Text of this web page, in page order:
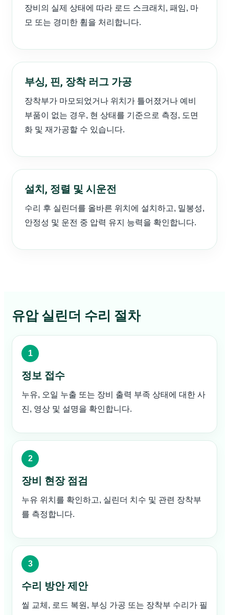
장비의 실제 상태에 따라 로드 스크래치, 패임, 마
모 또는 경미한 휨을 처리합니다.
부싱, 핀, 장착 러그 가공
장착부가 마모되었거나 위치가 틀어졌거나 예비
부품이 없는 경우, 현 상태를 기준으로 측정, 도면
화 및 재가공할 수 있습니다.
설치, 정렬 및 시운전
수리 후 실린더를 올바른 위치에 설치하고, 밀봉성,
안정성 및 운전 중 압력 유지 능력을 확인합니다.
유압 실린더 수리 절차
정보 접수
누유, 오일 누출 또는 장비 출력 부족 상태에 대한 사
진, 영상 및 설명을 확인합니다.
장비 현장 점검
누유 위치를 확인하고, 실린더 치수 및 관련 장착부
를 측정합니다.
수리 방안 제안
씰 교체, 로드 복원, 부싱 가공 또는 장착부 수리가 필